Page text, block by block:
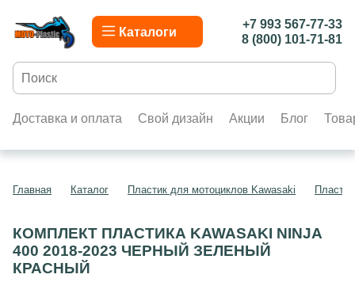
Каталоги
+7 993 567-77-33
8 (800) 101-71-81
Доставка и оплата Свой дизайн Акции Блог
Главная Каталог Пластик для мотоциклов Kawasaki
КОМПЛЕКТ ПЛАСТИКА KAWASAKI NINJA
400 2018-2023 ЧЕРНЫЙ ЗЕЛЕНЫЙ
КРАСНЫЙ